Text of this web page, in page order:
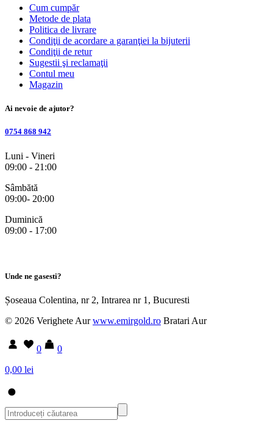
Cum cumpăr
Metode de plata
Politica de livrare
Condiţii de acordare a garanţiei la bijuterii
Condiţii de retur
Sugestii şi reclamaţii
Contul meu
Magazin
Ai nevoie de ajutor?
0754 868 942
Luni - Vineri
09:00 - 21:00
Sâmbătă
09:00- 20:00
Duminică
09:00 - 17:00
Unde ne gasesti?
Șoseaua Colentina, nr 2, Intrarea nr 1, Bucuresti
© 2026 Verighete Aurwww.emirgold.ro Bratari Aur
0
0
0,00 lei